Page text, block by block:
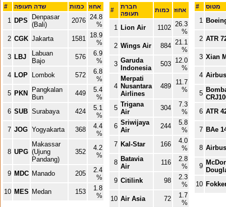
#
1 DPS
Denpasar
(Bali)
2076 24.8
%
2 CGK Jakarta 1581 18.9
%
3 LBJ
Labuan
Bajo
576
6.9
%
4 LOP Lombok 572
6.8
%
5 PKN
Pangkalan
Bun
449
5.4
%
6 SUB Surabaya 424
5.1
%
7 JOG Yogyakarta 368
4.4
%
8 UPG
Makassar
(Ujung
Pandang)
352
4.2
%
9 MDC Manado 205
2.4
%
10 MES Medan 153
1.8
%
#
חברת
1 Lion Air 1102 26.3
%
2 Wings Air 884 21.1
%
3 Garuda
Indonesia
503 12.0
%
4
Merpati
Nusantara
Airlines
489
11.7
%
5 Trigana
Air
304
7.3
%
6 Sriwijaya
Air
244
5.8
%
7 Kal-Star 166
4.0
%
8 Batavia
Air
116
2.8
%
9 Citilink 98
2.3
%
10 Air Asia 72
1.7
%
#
1
2 ATR
3 Xian
4
5
6 ATR
7 BAe
8
9
10